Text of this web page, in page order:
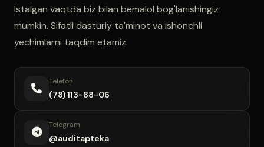
Istalgan vaqtda biz bilan bemalol bog'lanishingiz
mumkin. Sifatli dasturiy ta'minot va ishonchli
yechimlarni taqdim etamiz.
Telefon
(78) 113-88-06
Telegram
@auditapteka